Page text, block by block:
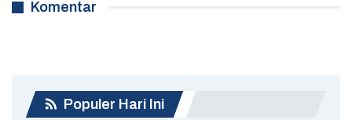
Komentar
Populer Hari Ini